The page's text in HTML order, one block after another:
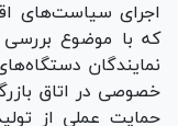
اجرای سیاست‌های
که با موضوع
نمایندگان
خصوصی در اتاق
حمایت عملی از